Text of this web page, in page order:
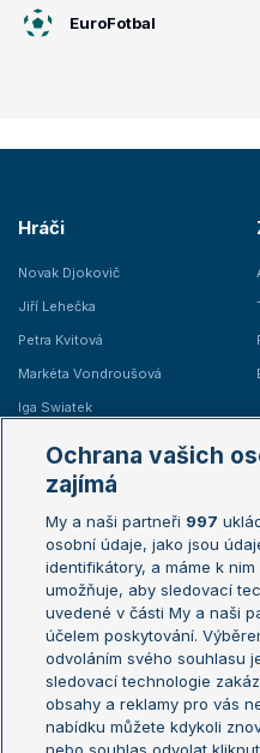
EuroFotbal
Hráči
Novak Djokovič
Jiří Lehečka
Petra Kvitová
Markéta Vondroušová
Iga Swiatek
Žebříčky
Žebříček ATP (muži)
Žebříček WTA (ženy)
Sázkařský žebříček
Aktualní trendy
Ochrana vašich
zajímá
My a naši partneři 997
osobní údaje, jako jsou
identifikátory, a máme k
umožňuje, aby sledovací
uvedené v části My a naši
účelem poskytování.
odvoláním svého souhlasu
sledovací technologie
obsahy a reklamy pro vás
nabídku můžete kdykoli